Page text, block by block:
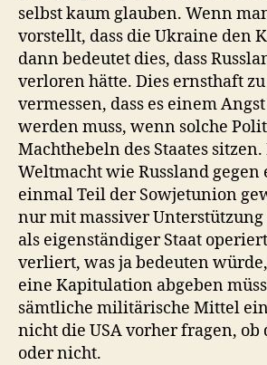
selbst kaum glauben. Wenn
vorstellt, dass die Ukraine den
dann bedeutet dies, dass
verloren hätte. Dies ernsthaft
vermessen, dass es einem
werden muss, wenn solche
Machthebeln des Staates
Weltmacht wie Russland gegen
einmal Teil der Sowjetunion
nur mit massiver Unterstützung
als eigenständiger Staat
verliert, was ja bedeuten
eine Kapitulation abgeben
sämtliche militärische Mittel
nicht die USA vorher fragen, ob
oder nicht.